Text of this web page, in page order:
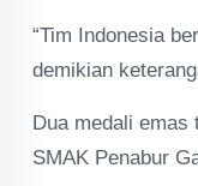
“Tim Indonesia
demikian
Dua medali emas
SMAK Penabur